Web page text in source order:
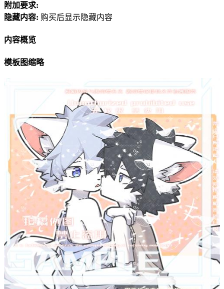
附加要求:
隐藏内容: 购买后显示隐藏内容
内容概览
模板图缩略